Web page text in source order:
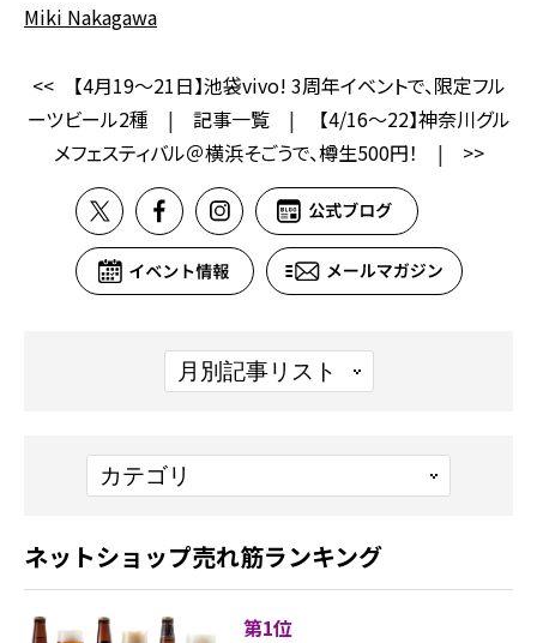
Miki Nakagawa
<<
【4月19～21日】池袋vivo! 3周年イベントで、限定フル
ーツビール2種 | 記事一覧|
【4/16～22】神奈川グル
メフェスティバル＠横浜そごうで、樽生500円！
| >>
ネットショップ売れ筋ランキング
第1位